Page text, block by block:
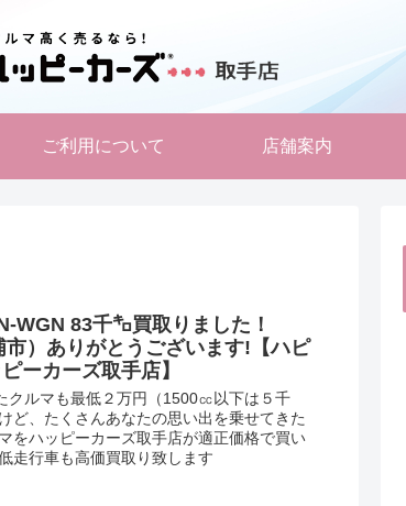
ご利用について 店舗案内
WGN 83千㌔買取りました！
市）ありがとうございます!【ハピ
ーカーズ取手店】
クルマも最低２万円（1500㏄以下は５千
ど、たくさんあなたの思い出を乗せてきた
をハッピーカーズ取手店が適正価格で買い
走行車も高価買取り致します